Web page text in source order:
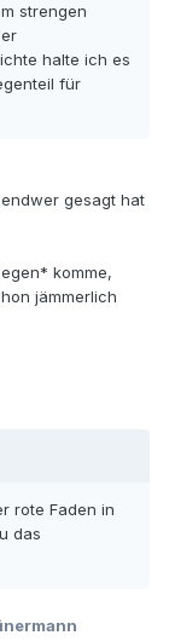
strengen
halte ich es
für
gesagt hat
komme,
jämmerlich
rote Faden in
das